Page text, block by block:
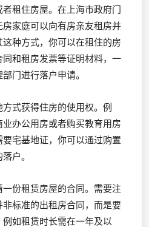
租住房屋。在上海市政府门
家庭可以向有房亲友租房并
种方式，你可以在租住的房
和租房发票等证明材料，一
门进行落户申请。
式获得住房的使用权。例
办公用房或者购买教育用房
宅基地证，你可以通过购置
户。
份租赁房屋的合同。需要注
标准的出租房合同，而是要
如租赁时长需在一年及以